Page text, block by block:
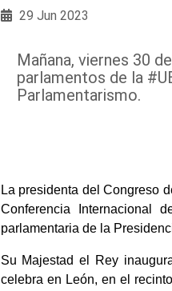
29 Jun 2023
Mañana, viernes 30
parlamentos de la
Parlamentarismo.
La presidenta del Congreso
Conferencia Internacional
parlamentaria de la
Su Majestad el Rey
celebra en León, en el